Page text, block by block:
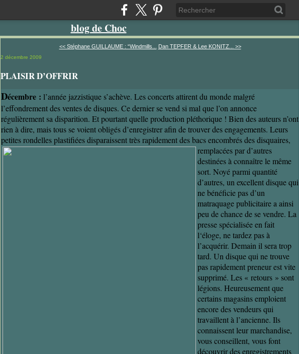
blog de Choc
<< Stéphane GUILLAUME : “Windmills... Dan TEPFER & Lee KONITZ... >>
2 décembre 2009
PLAISIR D’OFFRIR
Décembre : l’année jazzistique s’achève. Les concerts attirent du monde malgré
l’effondrement des ventes de disques. Ce dernier se vend si mal que l’on annonce
régulièrement sa disparition. Et pourtant quelle production pléthorique ! Bien des auteurs n’ont
rien à dire, mais tous se voient obligés d’enregistrer afin de trouver des engagements. Leurs
petites rondelles plastifiées disparaissent très rapidementdes bacs encombrés des disquaires,
remplacées par d’autres
destinées à connaître le même
sort. Noyé parmi quantité
d’autres, un excellent disque qui
ne bénéficie pas d’un
matraquage publicitaire a ainsi
peu de chance de se vendre. La
presse spécialisée en fait
l‘éloge, ne tardez pas à
l’acquérir. Demain il sera trop
tard. Un disque qui ne trouve
pas rapidement preneur est vite
supprimé. Les « retours » sont
légions. Heureusement que
certains magasins emploient
encore des vendeurs qui
travaillent à l’ancienne. Ils
connaissent leur marchandise,
vous conseillent, vous font
découvrir des enregistrements